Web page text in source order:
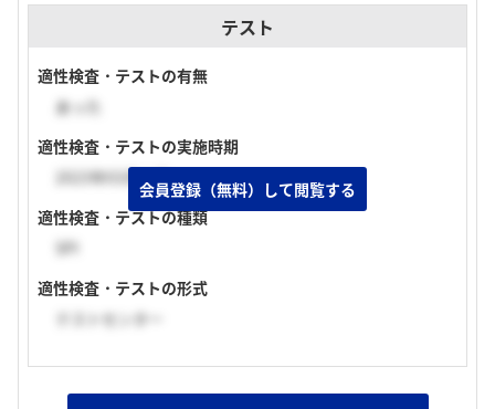
テスト
適性検査・テストの有無
あった
適性検査・テストの実施時期
2023年03月上旬
適性検査・テストの種類
SPI
適性検査・テストの形式
テストセンター
会員登録（無料）して閲覧する